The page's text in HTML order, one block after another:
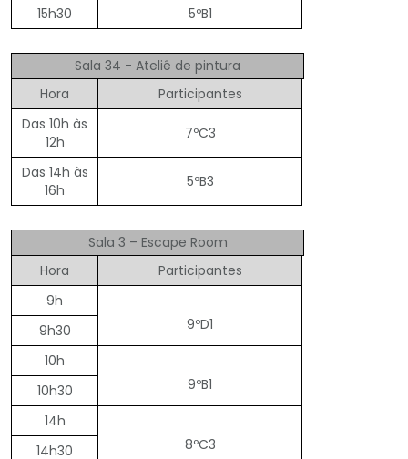
15h30
5ºB1
Sala 34 - Ateliê de pintura
Hora
Participantes
Das 10h às
12h
7ºC3
Das 14h às
16h
5ºB3
Sala 3 – Escape Room
Hora
Participantes
9h
9ºD1
9h30
10h
9ºB1
10h30
14h
8ºC3
14h30